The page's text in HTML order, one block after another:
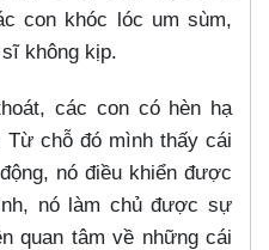
con khóc lóc um sùm,
không kịp.
các con có hèn hạ
Từ chỗ đó mình thấy cái
nó điều khiển được
nó làm chủ được sự
quan tâm về những cái